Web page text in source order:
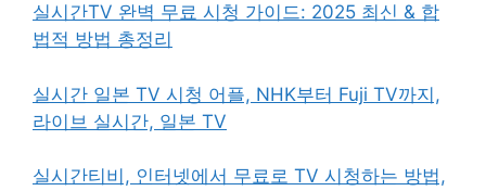
실시간TV 완벽 무료 시청 가이드: 2025 최신 & 합
법적 방법 총정리
실시간 일본 TV 시청 어플, NHK부터 Fuji TV까지,
라이브 실시간, 일본 TV
실시간티비, 인터넷에서 무료로 TV 시청하는 방법,